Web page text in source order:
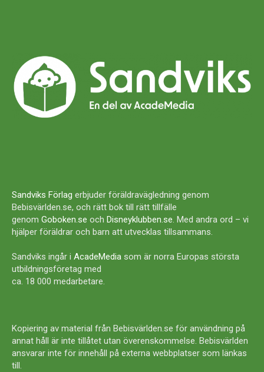
Sandviks Förlag erbjuder föräldravägledning genom
Bebisvärlden.se, och rätt bok till rätt tillfälle
genom Goboken.se och Disneyklubben.se. Med andra ord – vi
hjälper föräldrar och barn att utvecklas tillsammans.
Sandviks ingår i AcadeMedia som är norra Europas största
utbildningsföretag med
ca. 18 000 medarbetare.
Kopiering av material från Bebisvärlden.se för användning på
annat håll är inte tillåtet utan överenskommelse. Bebisvärlden
ansvarar inte för innehåll på externa webbplatser som länkas
till.